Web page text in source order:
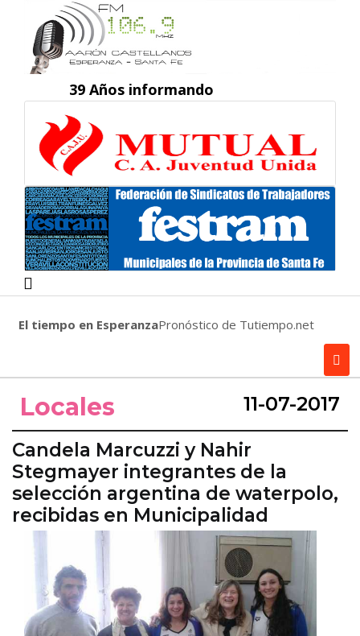
39 Años informando
El tiempo en EsperanzaPronóstico de Tutiempo.net
Locales 11-07-2017
Candela Marcuzzi y Nahir
Stegmayer integrantes de la
selección argentina de waterpolo,
recibidas en Municipalidad